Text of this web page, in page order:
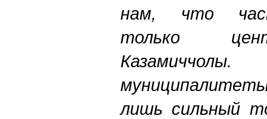
нам, что
только
лишь сильный